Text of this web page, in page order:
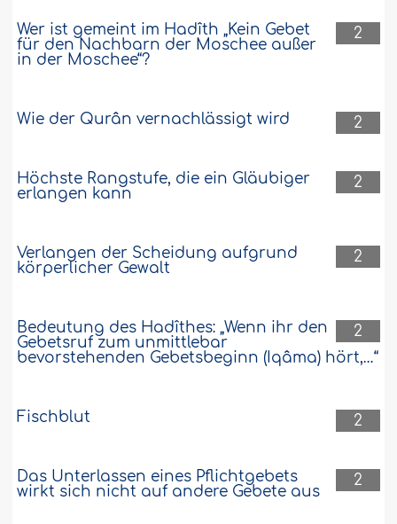
2
Wer ist gemeint im Hadîth „Kein Gebet
für den Nachbarn der Moschee außer
in der Moschee“?
2
Wie der Qurân vernachlässigt wird
2
Höchste Rangstufe, die ein Gläubiger
erlangen kann
2
Verlangen der Scheidung aufgrund
körperlicher Gewalt
2
Bedeutung des Hadîthes: „Wenn ihr den
Gebetsruf zum unmittlebar
bevorstehenden Gebetsbeginn (Iqâma) hört,…“
2
Fischblut
2
Das Unterlassen eines Pflichtgebets
wirkt sich nicht auf andere Gebete aus